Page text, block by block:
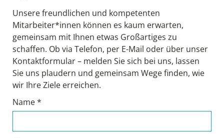
Unsere freundlichen und kompetenten
Mitarbeiter*innen können es kaum erwarten,
gemeinsam mit Ihnen etwas Großartiges zu
schaffen. Ob via Telefon, per E-Mail oder über unser
Kontaktformular – melden Sie sich bei uns, lassen
Sie uns plaudern und gemeinsam Wege finden, wie
wir Ihre Ziele erreichen.
Name *